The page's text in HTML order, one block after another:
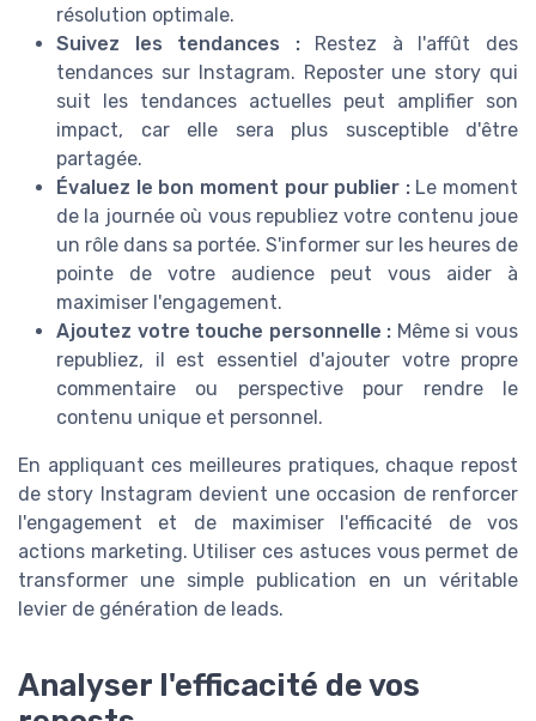
résolution optimale.
Suivez les tendances :Restez à l'affût des
tendances sur Instagram. Reposter une story qui
suit les tendances actuelles peut amplifier son
impact, car elle sera plus susceptible d'être
partagée.
Évaluez le bon moment pour publier :Le moment
de la journée où vous republiez votre contenu joue
un rôle dans sa portée. S'informer sur les heures de
pointe de votre audience peut vous aider à
maximiser l'engagement.
Ajoutez votre touche personnelle : Même si vous
republiez, il est essentiel d'ajouter votre propre
commentaire ou perspective pour rendre le
contenu unique et personnel.
En appliquant ces meilleures pratiques, chaque repost
de story Instagram devient une occasion de renforcer
l'engagement et de maximiser l'efficacité de vos
actions marketing. Utiliser ces astuces vous permet de
transformer une simple publication en un véritable
levier de génération de leads.
Analyser l'efficacité de vos